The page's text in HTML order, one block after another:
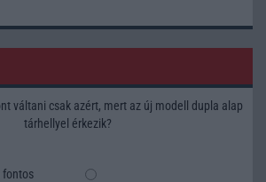
váltani csak azért, mert az új modell dupla alap
tárhellyel érkezik?
fontos